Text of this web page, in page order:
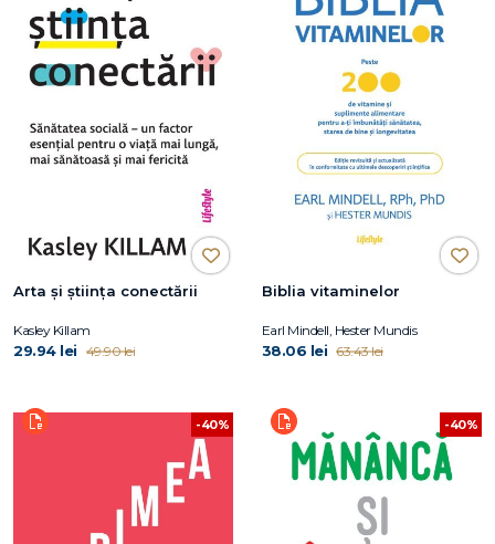
Arta și știința conectării
Kasley Killam
29.94 lei 49.90 lei
Biblia vitaminelor
Earl Mindell, Hester Mundis
38.06 lei 63.43 lei
-40% -40%